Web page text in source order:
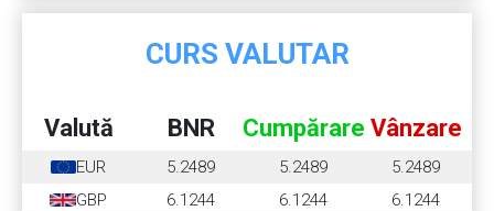
CURS VALUTAR
Valută BNR Cumpărare Vânzare
EUR 5.2489 5.2489
5.2489
GBP
6.1244 6.1244
6.1244